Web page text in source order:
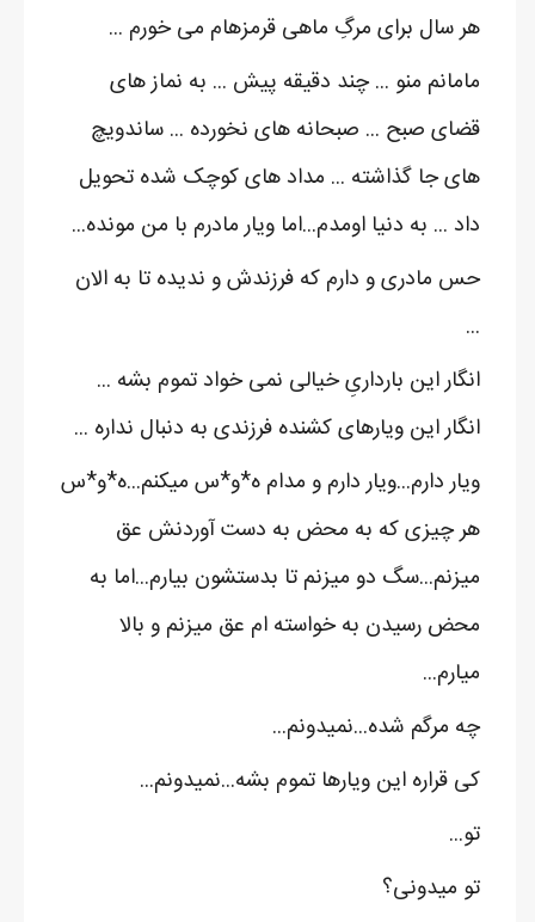
هر سال برای مرگِ ماهی قرمزهام می خورم ...
مامانم منو ... چند دقیقه پیش ... به نماز های
قضای صبح ... صبحانه های نخورده ... ساندویچ
های جا گذاشته ... مداد های کوچک شده تحویل
داد ... به دنیا اومدم...اما ویار مادرم با من مونده...
حس مادری و دارم که فرزندش و ندیده تا به الان
...
انگار این بارداریِ خیالی نمی خواد تموم بشه ...
انگار این ویارهای کشنده فرزندی به دنبال نداره ...
ویار دارم...ویار دارم و مدام ه*و*س میکنم...ه*و*س
هر چیزی که به محض به دست آوردنش عق
میزنم...سگ دو میزنم تا بدستشون بیارم...اما به
محض رسیدن به خواسته ام عق میزنم و بالا
میارم...
چه مرگم شده...نمیدونم...
کی قراره این ویارها تموم بشه...نمیدونم...
تو...
تو میدونی؟